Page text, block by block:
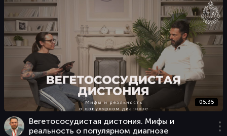
05:35
Вегетососудистая дистония. Мифы и
реальность о популярном диагнозе